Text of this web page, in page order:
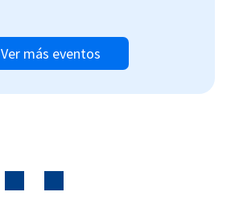
Ver más eventos